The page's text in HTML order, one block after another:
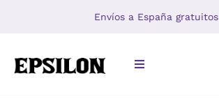
Envíos a España gratuitos
Toggle